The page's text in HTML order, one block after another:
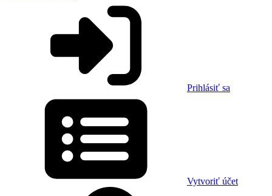
Prihlásiť sa
Vytvoriť účet